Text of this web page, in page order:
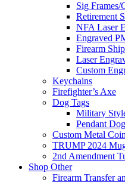
Sig
Retirement
NFA Laser
Engraved
Firearm
Laser
Custom
Keychains
Firefighter’s Axe
Dog Tags
Military
Pendant
Custom Metal
TRUMP 2024
2nd Amendment
Shop Other
Firearm Transfer